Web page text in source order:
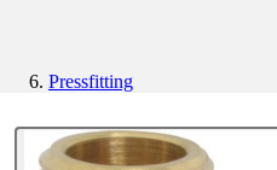
Pressfitting